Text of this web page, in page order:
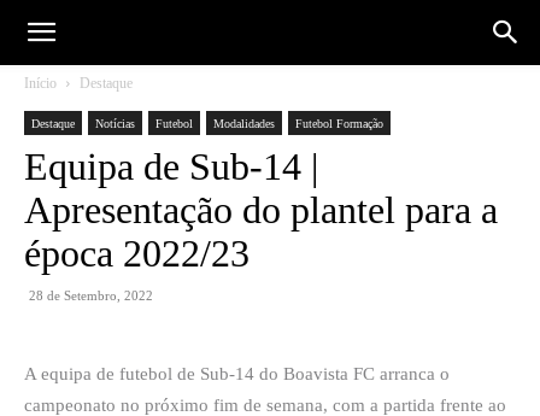
Início Destaque
Destaque Notícias Futebol Modalidades Futebol Formação
Equipa de Sub-14 |
Apresentação do plantel para a
época 2022/23
28 de Setembro, 2022
A equipa de futebol de Sub-14 do Boavista FC arranca o
campeonato no próximo fim de semana, com a partida frente ao